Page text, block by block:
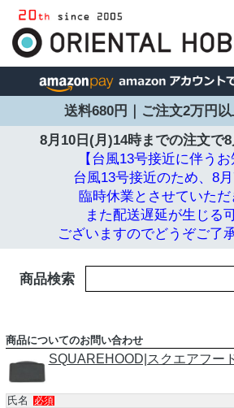
送料680円｜ご注文2万円
8月10日(月)14時までの注文で8
【台風13号接近に伴うお
台風13号接近のため、8
臨時休業とさせていただ
また配送遅延が生じる
ございますのでどうぞご了
商品検索
商品についてのお問い合わせ
SQUAREHOOD|スクエアフー
氏名 必須